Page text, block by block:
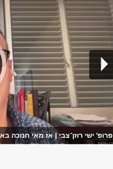
פרופ' ישי רוזן־צבי | אז מאי חנוכה